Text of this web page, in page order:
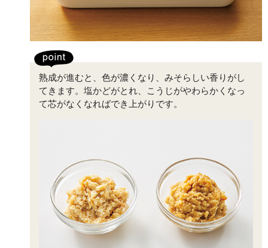
熟成が進むと、色が濃くなり、みそらしい香りがし
てきます。塩かどがとれ、こうじがやわらかくなっ
て芯がなくなればでき上がりです。